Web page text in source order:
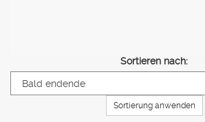
Sortieren nach:
Sortierung anwenden